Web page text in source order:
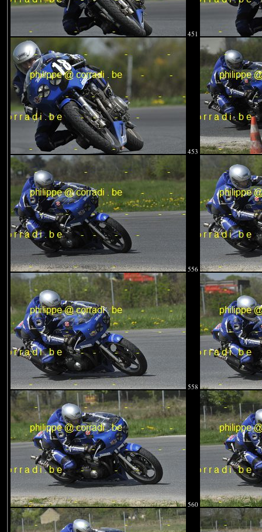
451
453
556
558
560